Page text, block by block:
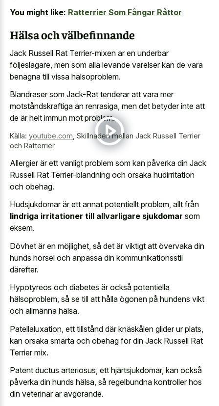
You might like: Ratterrier Som Fångar Råttor
Hälsa och välbefinnande
Jack Russell Rat Terrier-mixen är en underbar
följeslagare, men som alla levande varelser kan de vara
benägna till vissa hälsoproblem.
Blandraser som Jack-Rat tenderar att vara mer
motståndskraftiga än renrasiga, men det betyder inte att
de är helt immun mot problem.
Källa: youtube.com Skillnaden mellan Jack Russell Terrier
och Ratterrier
Allergier är ett vanligt problem som kan påverka din Jack
Russell Rat Terrier-blandning och orsaka hudirritation
och obehag.
Hudsjukdomar är ett annat potentiellt problem, allt från
lindriga irritationer till allvarligare sjukdomar som
eksem.
Dövhet är en möjlighet, så det är viktigt att övervaka din
hunds hörsel och anpassa din kommunikationsstil
därefter.
Hypotyreos och diabetes är också potentiella
hälsoproblem, så se till att hålla ögonen på hundens vikt
och allmänna hälsa.
Patellaluxation, ett tillstånd där knäskålen glider ur plats,
kan orsaka smärta och obehag för din Jack Russell Rat
Terrier mix.
Patent ductus arteriosus, ett hjärtsjukdomar, kan också
påverka din hunds hälsa, så regelbundna kontroller hos
din veterinär är avgörande.